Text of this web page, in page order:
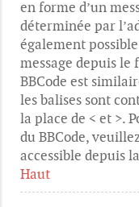
en forme d’un
déterminée par
également
message depuis
BBCode est
les balises sont
la place de < et >.
du BBCode,
accessible depuis
Haut